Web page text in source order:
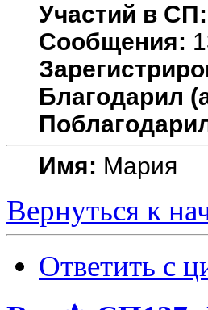
Участий в СП:
Сообщения:
Благодарил
Имя: Мария
Вернуться к
Ответить с